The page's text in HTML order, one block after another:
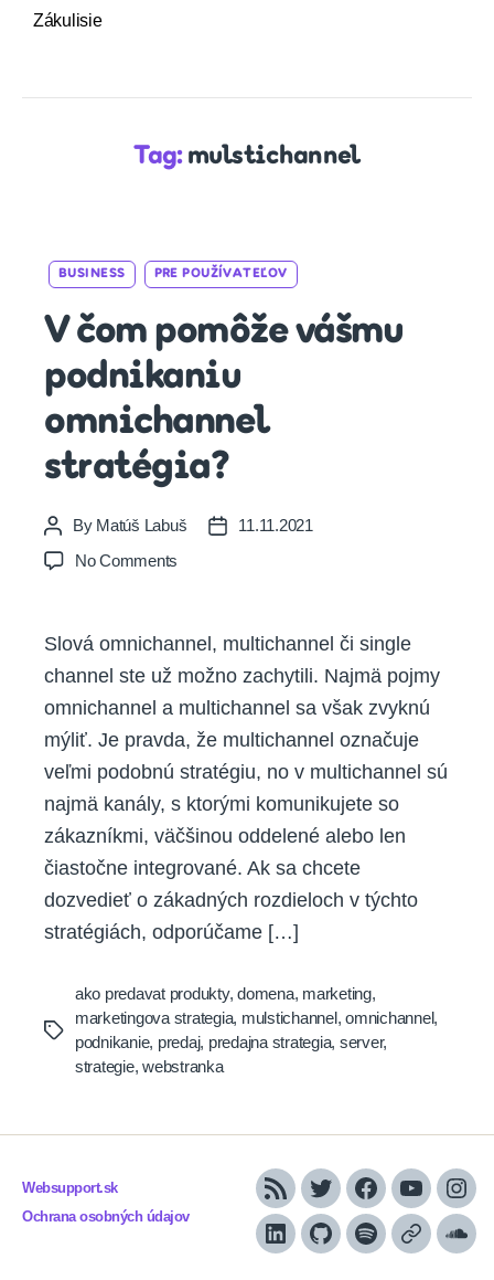
Zákulisie
Tag: mulstichannel
Categories
BUSINESS PRE POUŽÍVATEĽOV
V čom pomôže vášmu
podnikaniu
omnichannel
stratégia?
Post
author
By Matúš Labuš
Post11.11.2021
No Comments
pomôže
vášmu
podnikaniu
omnichannel
stratégia?
Slová omnichannel, multichannel či single
channel ste už možno zachytili. Najmä pojmy
omnichannel a multichannel sa však zvyknú
mýliť. Je pravda, že multichannel označuje
veľmi podobnú stratégiu, no v multichannel sú
najmä kanály, s ktorými komunikujete so
zákazníkmi, väčšinou oddelené alebo len
čiastočne integrované. Ak sa chcete
dozvedieť o zákadných rozdieloch v týchto
stratégiách, odporúčame […]
Tags
ako predavat produkty,domena, marketing,
marketingova strategia, mulstichannel,omnichannel,
podnikanie, predaj, predajna strategia, server,
strategie,webstranka
Websupport.sk
Ochrana osobných údajov
RSS TwitterFacebook
YouTube
LinkedInGitHubSpotifyApple